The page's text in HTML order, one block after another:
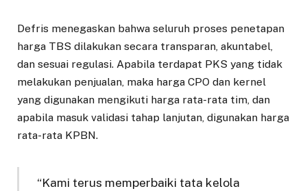
Defris menegaskan bahwa seluruh proses penetapan
harga TBS dilakukan secara transparan, akuntabel,
dan sesuai regulasi. Apabila terdapat PKS yang tidak
melakukan penjualan, maka harga CPO dan kernel
yang digunakan mengikuti harga rata-rata tim, dan
apabila masuk validasi tahap lanjutan, digunakan harga
rata-rata KPBN.
“Kami terus memperbaiki tata kelola